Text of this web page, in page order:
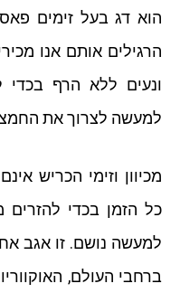
הוא דג בעל זימים
הרגילים אותם אנו
ונעים ללא הרף בכדי
למעשה לצרוך את
מכיוון וזימי הכריש
כל הזמן בכדי להזרים
למעשה נושם. זו אגב
ברחבי העולם,